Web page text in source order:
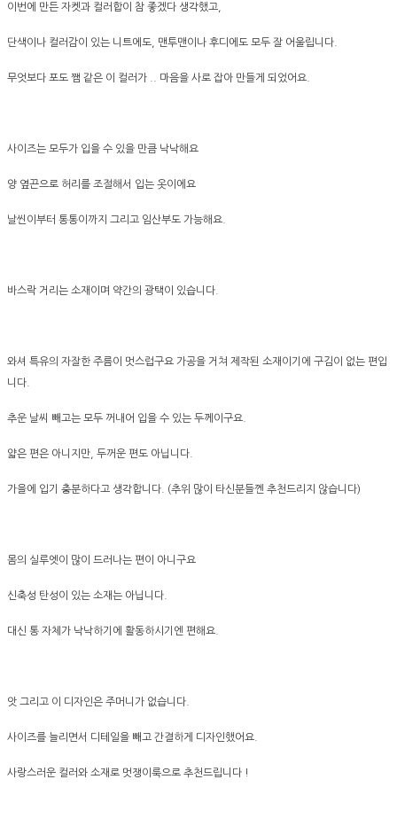
이번에 만든 자켓과 컬러합이 참 좋겠다 생각했고,
단색이나 컬러감이 있는 니트에도, 맨투맨이나 후디에도 모두 잘 어울립니다.
무엇보다 포도 쨈 같은 이 컬러가 .. 마음을 사로 잡아 만들게 되었어요.
사이즈는 모두가 입을 수 있을 만큼 낙낙해요
양 옆끈으로 허리를 조절해서 입는 옷이에요
날씬이부터 통통이까지 그리고 임산부도 가능해요.
바스락 거리는 소재이며 약간의 광택이 있습니다.
와셔 특유의 자잘한 주름이 멋스럽구요 가공을 거쳐 제작된 소재이기에 구김이 없는 편입
니다.
추운 날씨 빼고는 모두 꺼내어 입을 수 있는 두께이구요.
얇은 편은 아니지만, 두꺼운 편도 아닙니다.
가을에 입기 충분하다고 생각합니다. (추위 많이 타신분들껜 추천드리지 않습니다)
몸의 실루엣이 많이 드러나는 편이 아니구요
신축성 탄성이 있는 소재는 아닙니다.
대신 통 자체가 낙낙하기에 활동하시기엔 편해요.
앗 그리고 이 디자인은 주머니가 없습니다.
사이즈를 늘리면서 디테일을 빼고 간결하게 디자인했어요.
사랑스러운 컬러와 소재로 멋쟁이룩으로 추천드립니다 !